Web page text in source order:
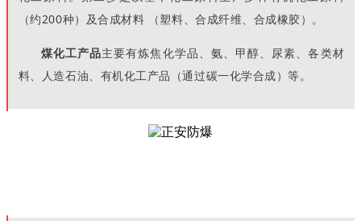
（约200种）及合成材料 （塑料、合成纤维、合成橡胶）。
煤化工产品主要有炼焦化学品、氨、甲醇、尿素、各类材
料、人造石油、有机化工产品（通过碳一化学合成）等。